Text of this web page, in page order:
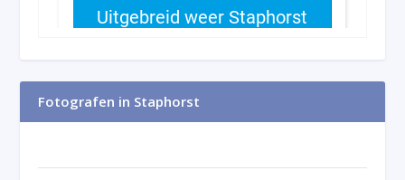
Fotografen in Staphorst